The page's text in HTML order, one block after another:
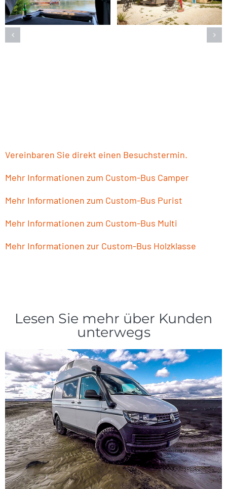
Vereinbaren Sie direkt einen Besuchstermin.
Mehr Informationen zum Custom-Bus Camper
Mehr Informationen zum Custom-Bus Purist
Mehr Informationen zum Custom-Bus Multi
Mehr Informationen zur Custom-Bus Holzklasse
Lesen Sie mehr über Kunden
unterwegs